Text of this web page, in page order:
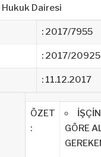
Dairesi
: 2017/7955
: 2017/20925
: 11.12.2017
ÖZET
:
GÖRE